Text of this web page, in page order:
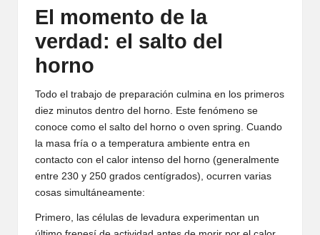
El momento de la
verdad: el salto del
horno
Todo el trabajo de preparación culmina en los primeros
diez minutos dentro del horno. Este fenómeno se
conoce como el salto del horno o oven spring. Cuando
la masa fría o a temperatura ambiente entra en
contacto con el calor intenso del horno (generalmente
entre 230 y 250 grados centígrados), ocurren varias
cosas simultáneamente:
Primero, las células de levadura experimentan un